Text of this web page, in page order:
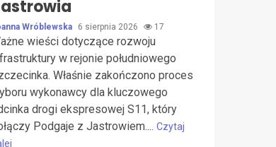
Wróblewska 6 sierpnia 2026 17
wieści dotyczące rozwoju
w rejonie południowego
Właśnie zakończono proces
wykonawcy dla kluczowego
drogi ekspresowej S11, który
Podgaje z Jastrowiem.... Czytaj